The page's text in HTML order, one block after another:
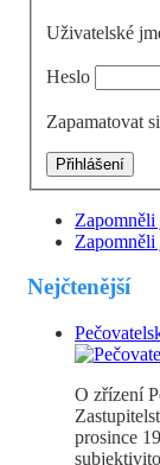
Uživatelské
Heslo
Zapamatovat
Zapomněli
Zapomněli
Nejčtenější
O zřízení
prosince